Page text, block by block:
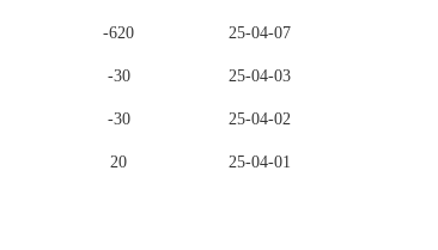
-620 25-04-07
-30 25-04-03
-30 25-04-02
20 25-04-01